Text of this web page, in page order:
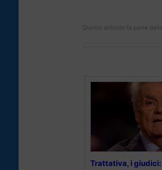
Questo articolo fa parte
Trattativa, i giudici: